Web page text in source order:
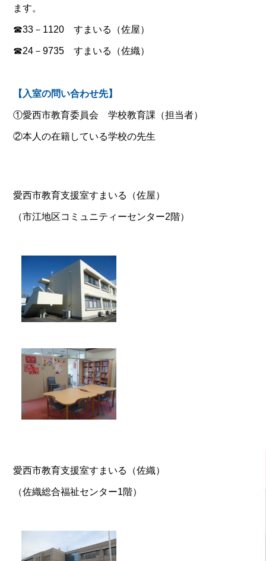
ます。
☎33－1120 すまいる（佐屋）
☎24－9735 すまいる（佐織）
【入室の問い合わせ先】
①愛西市教育委員会 学校教育課（担当者）
②本人の在籍している学校の先生
愛西市教育支援室すまいる（佐屋）
（市江地区コミュニティーセンター2階）
愛西市教育支援室すまいる（佐織）
（佐織総合福祉センター1階）